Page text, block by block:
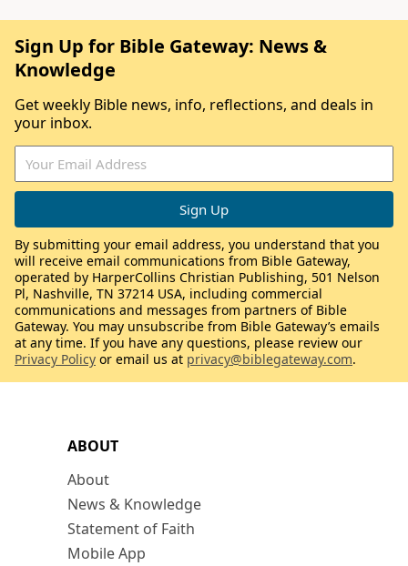
ABOUT
About
News & Knowledge
Statement of Faith
Mobile App
Sign Up for Bible Gateway: News &
Knowledge
Get weekly Bible news, info, reflections, and deals in
your inbox.
By submitting your email address, you understand that you
will receive email communications from Bible Gateway,
operated by HarperCollins Christian Publishing, 501 Nelson
Pl, Nashville, TN 37214 USA, including commercial
communications and messages from partners of Bible
Gateway. You may unsubscribe from Bible Gateway’s emails
at any time. If you have any questions, please review our
Privacy Policy or email us at privacy@biblegateway.com.